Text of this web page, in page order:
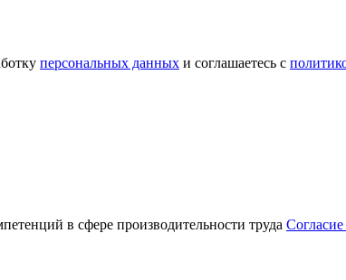
персональных данных и соглашаетесь с
в сфере производительности труда